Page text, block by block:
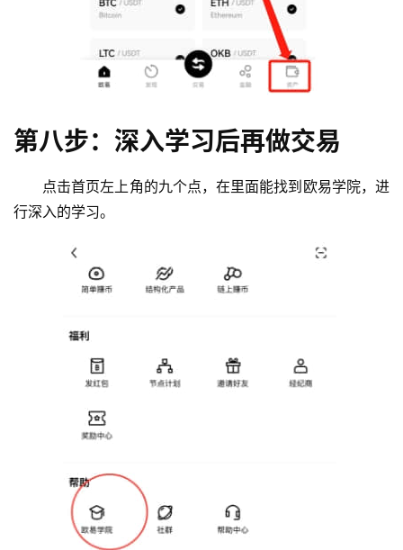
第八步：深入学习后再做交易
点击首页左上角的九个点，在里面能找到欧易学院，进
行深入的学习。